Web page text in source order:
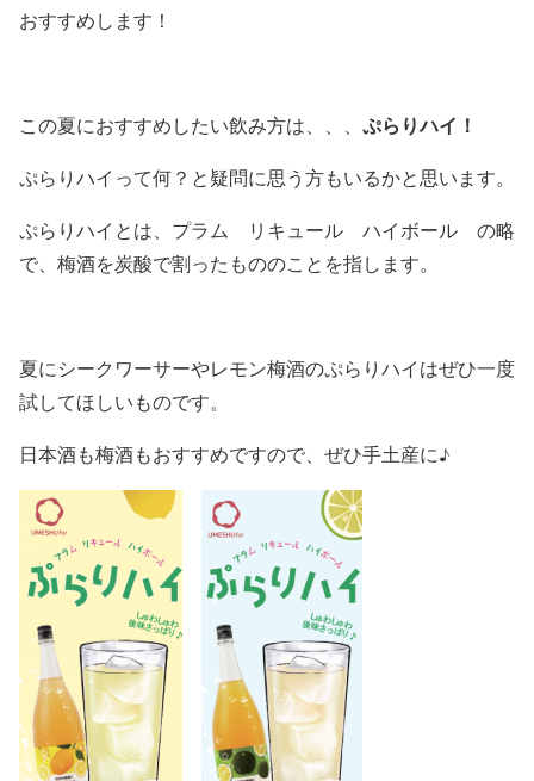
おすすめします！
この夏におすすめしたい飲み方は、、、 ぷらりハイ！
ぷらりハイって何？と疑問に思う方もいるかと思います。
ぷらりハイとは、 プラ ム リ キュール ハイボール の略
で、梅酒を炭酸で割ったもののことを指します。
夏にシークワーサーやレモン梅酒のぷらりハイはぜひ一度
試してほしいものです。
日本酒も梅酒もおすすめですので、ぜひ手土産に♪